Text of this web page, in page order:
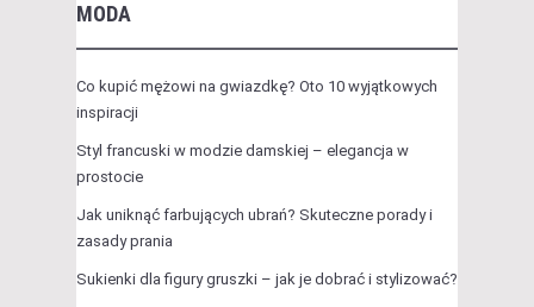
MODA
Co kupić mężowi na gwiazdkę? Oto 10 wyjątkowych
inspiracji
Styl francuski w modzie damskiej – elegancja w
prostocie
Jak uniknąć farbujących ubrań? Skuteczne porady i
zasady prania
Sukienki dla figury gruszki – jak je dobrać i stylizować?